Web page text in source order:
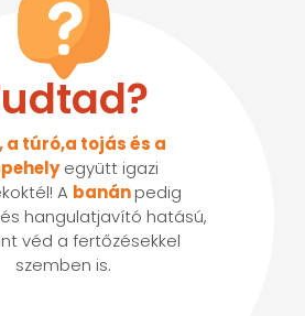
a túró,a tojás és a
együtt igazi
A banánpedig
hangulatjavító hatású,
véd a fertőzésekkel
szemben is.